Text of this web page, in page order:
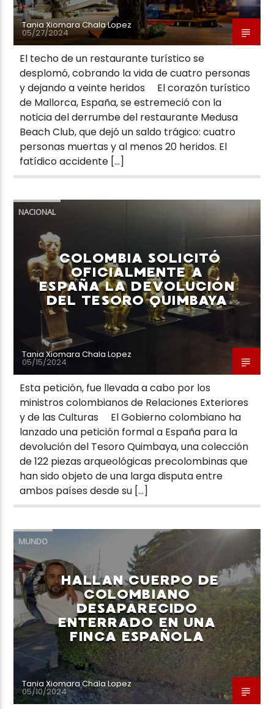
Tania Xiomara Chala Lopez
05/27/2024
El techo de un restaurante turístico se
desplomó, cobrando la vida de cuatro personas
y dejando a veinte heridos El corazón turístico
de Mallorca, España, se estremeció con la
noticia del derrumbe del restaurante Medusa
Beach Club, que dejó un saldo trágico: cuatro
personas muertas y al menos 20 heridos. El
fatídico accidente […]
NACIONAL
COLOMBIA SOLICITÓ
OFICIALMENTE A
ESPAÑA LA DEVOLUCIÓN
DEL TESORO QUIMBAYA
Tania Xiomara Chala Lopez
05/15/2024
Esta petición, fue llevada a cabo por los
ministros colombianos de Relaciones Exteriores
y de las Culturas El Gobierno colombiano ha
lanzado una petición formal a España para la
devolución del Tesoro Quimbaya, una colección
de 122 piezas arqueológicas precolombinas que
han sido objeto de una larga disputa entre
ambos países desde su […]
MUNDO
HALLAN CUERPO DE
COLOMBIANO
DESAPARECIDO
ENTERRADO EN UNA
FINCA ESPAÑOLA
Tania Xiomara Chala Lopez
05/10/2024